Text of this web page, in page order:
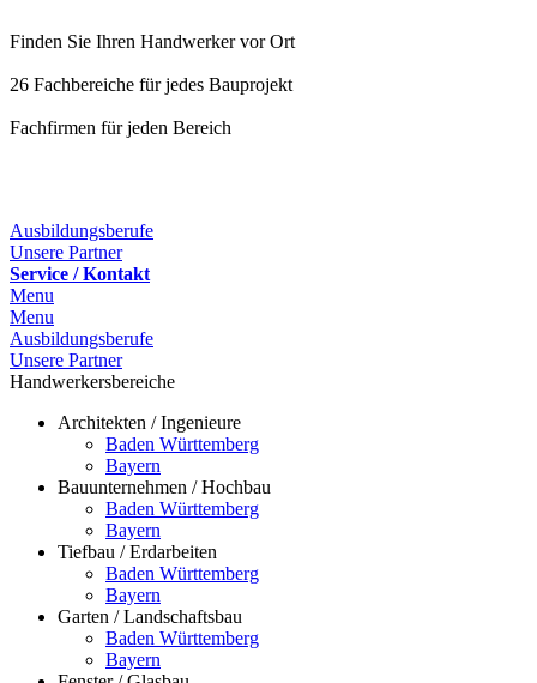
Finden Sie Ihren Handwerker vor Ort
26 Fachbereiche für jedes Bauprojekt
Fachfirmen für jeden Bereich
Ausbildungsberufe
Unsere Partner
Service / Kontakt
Menu
Menu
Ausbildungsberufe
Unsere Partner
Handwerkersbereiche
Architekten / Ingenieure
Baden Württemberg
Bayern
Bauunternehmen / Hochbau
Baden Württemberg
Bayern
Tiefbau / Erdarbeiten
Baden Württemberg
Bayern
Garten / Landschaftsbau
Baden Württemberg
Bayern